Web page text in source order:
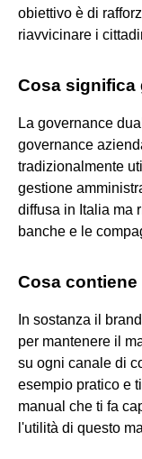
obiettivo è di
riavvicinare i
Cosa significa
La governance
governance
tradizionalmente
gestione
diffusa in Italia ma
banche e le
Cosa
In sostanza il
per mantenere il
su ogni canale di
esempio pratico e
manual che ti fa
l'utilità di questo